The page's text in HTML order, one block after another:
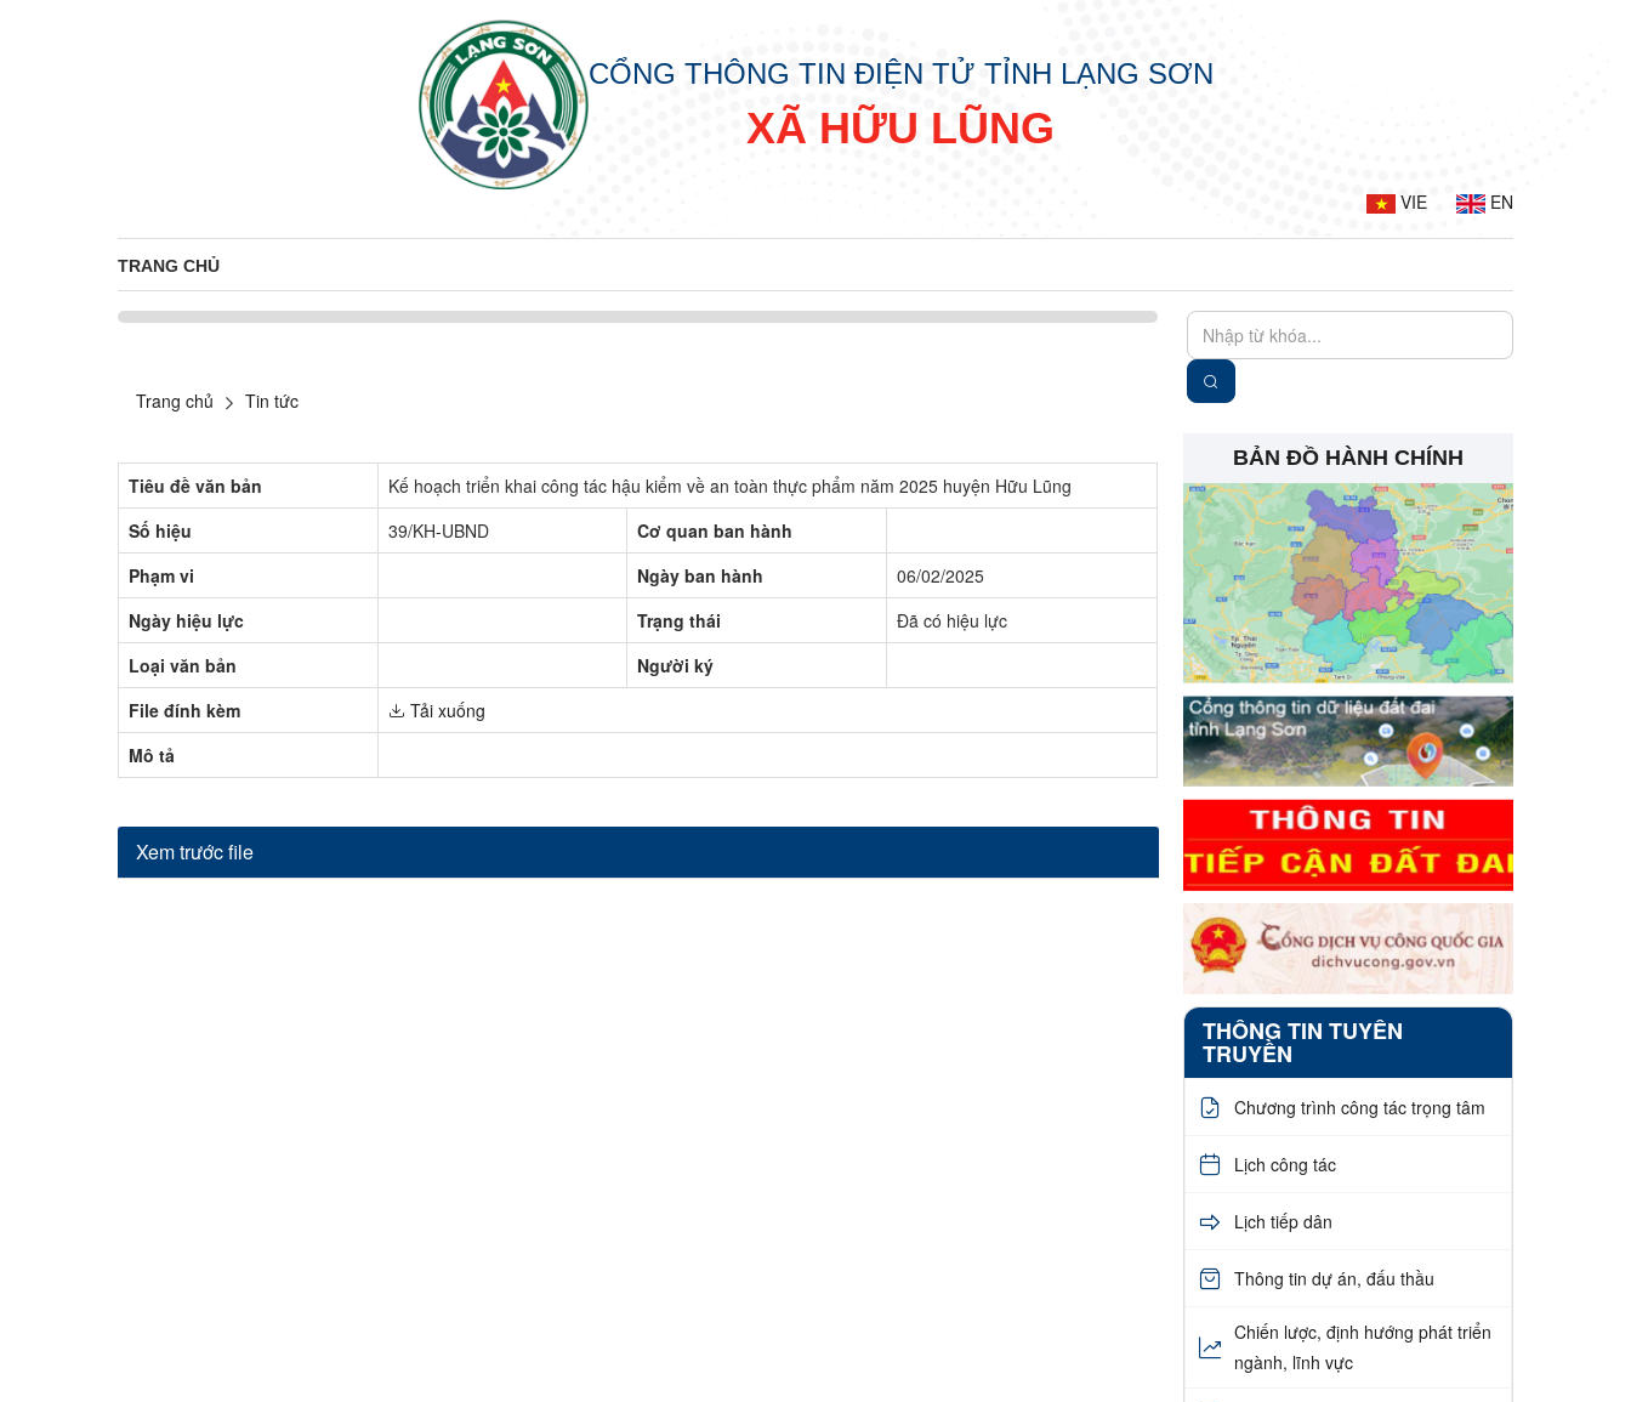
CỔNG THÔNG TIN ĐIỆN TỬ TỈNH LẠNG SƠN
XÃ HỮU LŨNG
VIE EN
TRANG CHỦ
Trang chủ Tin tức
Tiêu đề văn bản
Kế hoạch triển khai công tác hậu kiểm về an toàn thực phẩm năm 2025 huyện Hữu Lũng
Số hiệu
39/KH-UBND
Cơ quan ban hành
Phạm vi
Ngày ban hành
06/02/2025
Ngày hiệu lực
Trạng thái
Đã có hiệu lực
Loại văn bản
Người ký
File đính kèm
Tải xuống
Mô tả
Xem trước file
BẢN ĐỒ HÀNH CHÍNH
THÔNG TIN TUYÊN
TRUYỀN
Chương trình công tác trọng tâm
Lịch công tác
Lịch tiếp dân
Thông tin dự án, đấu thầu
Chiến lược, định hướng phát triển
ngành, lĩnh vực